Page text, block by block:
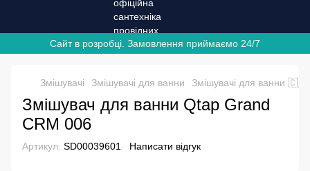
Сайт в розробці. Замовлення приймаємо 24/7
Змішувачі Змішувачі для ванни Змішувачі для ванни
Змішувач для ванни Qtap Grand
CRM 006
Артикул: SD00039601 Написати відгук